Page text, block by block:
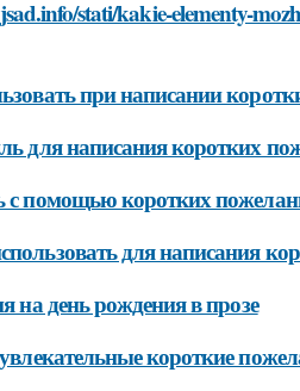
stati/kakie-elementy-
при написании
для написания коротких
помощью коротких
для написания
на день рождения в прозе
короткие